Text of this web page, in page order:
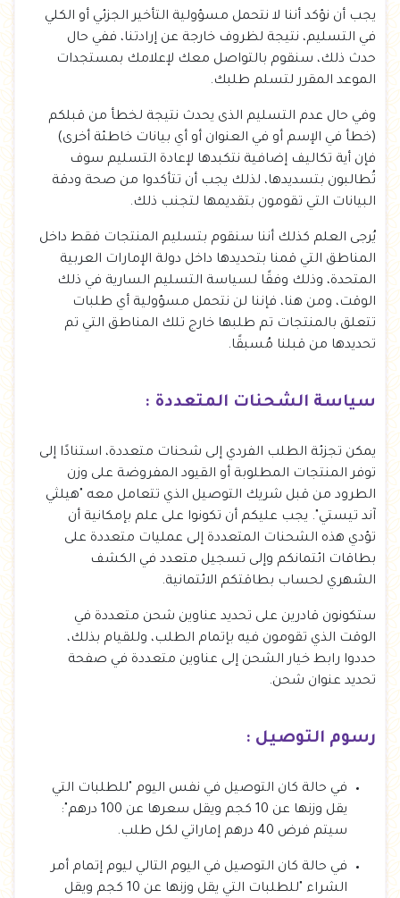
يجب أن نؤكد أننا لا نتحمل مسؤولية التأخير الجزئي أو الكلي
في التسليم، نتيجة لظروف خارجة عن إرادتنا، ففي حال
حدث ذلك، سنقوم بالتواصل معك لإعلامك بمستجدات
الموعد المقرر لتسلم طلبك.
وفي حال عدم التسليم الذى يحدث نتيجة لخطأ من قبلكم
(خطأ في الإسم أو في العنوان أو أي بيانات خاطئة أخرى)
فإن أية تكاليف إضافية نتكبدها لإعادة التسليم سوف
تُطالبون بتسديدها، لذلك يجب أن تتأكدوا من صحة ودقة
البيانات التي تقومون بتقديمها لتجنب ذلك.
يُرجى العلم كذلك أننا سنقوم بتسليم المنتجات فقط داخل
المناطق التي قمنا بتحديدها داخل دولة الإمارات العربية
المتحدة، وذلك وفقًا لسياسة التسليم السارية في ذلك
الوقت، ومن هنا، فإننا لن نتحمل مسؤولية أي طلبات
تتعلق بالمنتجات تم طلبها خارج تلك المناطق التي تم
تحديدها من قبلنا مُسبقًا.
سياسة الشحنات المتعددة :
يمكن تجزئة الطلب الفردي إلى شحنات متعددة، استنادًا إلى
توفر المنتجات المطلوبة أو القيود المفروضة على وزن
الطرود من قبل شريك التوصيل الذي تتعامل معه "هيلثي
آند تيستي". يجب عليكم أن تكونوا على علم بإمكانية أن
تؤدي هذه الشحنات المتعددة إلى عمليات متعددة على
بطاقات ائتمانكم وإلى تسجيل متعدد في الكشف
الشهري لحساب بطاقتكم الائتمانية.
ستكونون قادرين على تحديد عناوين شحن متعددة في
الوقت الذي تقومون فيه بإتمام الطلب، وللقيام بذلك،
حددوا رابط خيار الشحن إلى عناوين متعددة في صفحة
تحديد عنوان شحن.
رسوم التوصيل :
في حالة كان التوصيل في نفس اليوم "للطلبات التي
يقل وزنها عن 10 كجم ويقل سعرها عن 100 درهم":
سيتم فرض 40 درهم إماراتي لكل طلب.
في حالة كان التوصيل في اليوم التالي ليوم إتمام أمر
الشراء "للطلبات التي يقل وزنها عن 10 كجم ويقل